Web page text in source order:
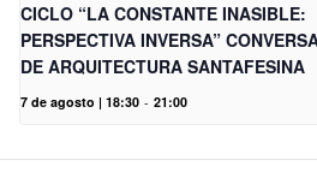
CICLO “LA CONSTANTE INASIBLE:
PERSPECTIVA INVERSA”
DE ARQUITECTURA SANTAFESINA
7 de agosto | 18:30 - 21:00